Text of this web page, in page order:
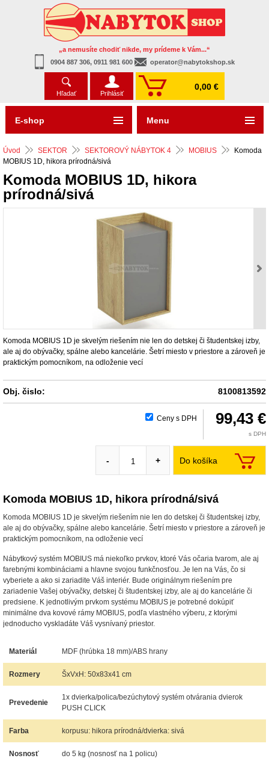
„a nemusíte chodiť nikde, my prídeme k Vám...“
0904 887 306, 0911 981 600
operator@nabytokshop.sk
Hľadať Prihlásiť
0,00 €
Úvod SEKTOR SEKTOROVÝ NÁBYTOK 4 MOBIUS
Komoda
MOBIUS 1D, hikora prírodná/sivá
Komoda MOBIUS 1D, hikora
prírodná/sivá
Komoda MOBIUS 1D je skvelým riešením nie len do detskej či študentskej izby,
ale aj do obývačky, spálne alebo kancelárie. Šetrí miesto v priestore a zároveň je
praktickým pomocníkom, na odloženie vecí
Obj. čislo: 8100813592
Ceny s DPH 99,43 €
s DPH
Do košíka
- +
Komoda MOBIUS 1D, hikora prírodná/sivá
Komoda MOBIUS 1D je skvelým riešením nie len do detskej či študentskej izby,
ale aj do obývačky, spálne alebo kancelárie. Šetrí miesto v priestore a zároveň je
praktickým pomocníkom, na odloženie vecí
Nábytkový systém MOBIUS má niekoľko prvkov, ktoré Vás očaria tvarom, ale aj
farebnými kombináciami a hlavne svojou funkčnosťou. Je len na Vás, čo si
vyberiete a ako si zariadite Váš interiér. Bude originálnym riešením pre
zariadenie Vašej obývačky, detskej či študentskej izby, ale aj do kancelárie či
predsiene. K jednotlivým prvkom systému MOBIUS je potrebné dokúpiť
minimálne dva kovové rámy MOBIUS, podľa vlastného výberu, z ktorými
jednoducho vyskladáte Váš vysnívaný priestor.
Materiál MDF (hrúbka 18 mm)/ABS hrany
Rozmery ŠxVxH: 50x83x41 cm
Prevedenie
1x dvierka/polica/bezúchytový systém otvárania dvierok
PUSH CLICK
Farba korpusu: hikora prírodná/dvierka: sivá
Nosnosť do 5 kg (nosnosť na 1 policu)
E-shop Menu